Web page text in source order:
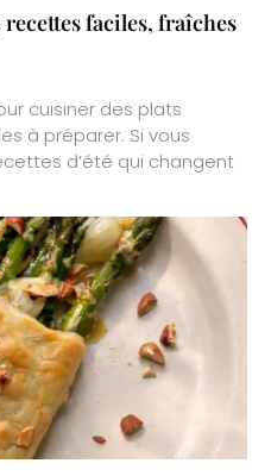
recettes faciles, fraîches
cuisiner des plats
à préparer. Si vous
d’été qui changent